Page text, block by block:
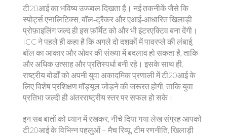
टी20आई का भविष्य उज्ज्वल दिखता है। नई तकनीकें जैसे कि
स्पोर्ट्स एनालिटिक्स, बॉल‑ट्रैकर और एआई‑आधारित खिलाड़ी
प्रोफ़ाइलिंग जल्द ही इस फ़ॉर्मेट को और भी इंटरएक्टिव बना देंगी।
ICC ने पहले ही कहा है कि अगले दो दशकों में पावरप्ले की लंबाई,
बॉल का आकार और ओवर की संख्या में बदलाव हो सकता है, ताकि
और अधिक उत्साह और प्रतिस्पर्धा बनी रहे। इसके साथ ही,
राष्ट्रीय बोर्डों को अपनी युवा अकादमिक प्रणाली में टी20आई के
लिए विशेष प्रशिक्षण मॉड्यूल जोड़ने की जरूरत होगी, ताकि युवा
प्रतिभा जल्दी ही अंतरराष्ट्रीय स्तर पर सफल हो सके।
इन सब बातों को ध्यान में रखकर, नीचे दिया गया लेख संग्रह आपको
टी20आई के विभिन्न पहलुओं – मैच रिव्यू, टीम रणनीति, खिलाड़ी